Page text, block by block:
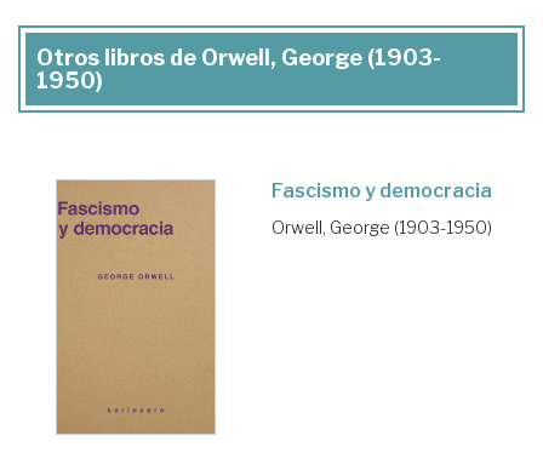
Otros libros de Orwell, George (1903-
1950)
Fascismo y democracia
Orwell, George (1903-1950)